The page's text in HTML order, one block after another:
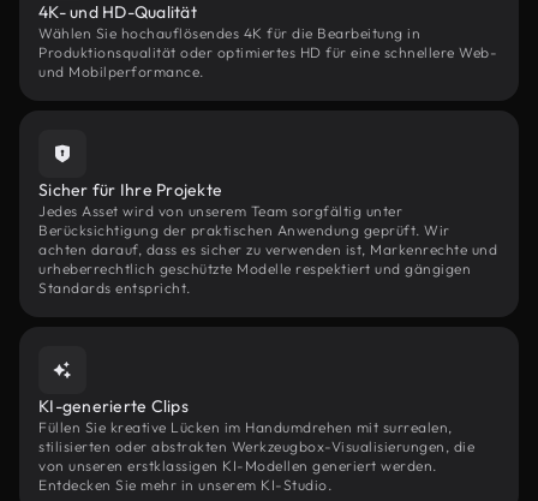
4K- und HD-Qualität
Wählen Sie hochauflösendes 4K für die Bearbeitung in
Produktionsqualität oder optimiertes HD für eine schnellere Web-
und Mobilperformance.
Sicher für Ihre Projekte
Jedes Asset wird von unserem Team sorgfältig unter
Berücksichtigung der praktischen Anwendung geprüft. Wir
achten darauf, dass es sicher zu verwenden ist, Markenrechte und
urheberrechtlich geschützte Modelle respektiert und gängigen
Standards entspricht.
KI-generierte Clips
Füllen Sie kreative Lücken im Handumdrehen mit surrealen,
stilisierten oder abstrakten Werkzeugbox-Visualisierungen, die
von unseren erstklassigen KI-Modellen generiert werden.
Entdecken Sie mehr in unserem KI-Studio.